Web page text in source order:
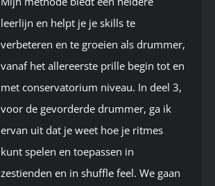
leerlijn en helpt je je skills te
verbeteren en te groeien als drummer,
vanaf het allereerste prille begin tot en
met conservatorium niveau. In deel 3,
voor de gevorderde drummer, ga ik
ervan uit dat je weet hoe je ritmes
kunt spelen en toepassen in
zestienden en in shuffle feel. We gaan